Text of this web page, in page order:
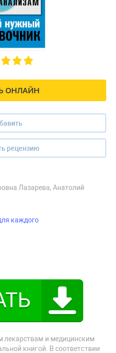
ОНЛАЙН
рецензию
Лазарева, Анатолий
каждого
лекарствам и медицинским
книгой. В соответствии